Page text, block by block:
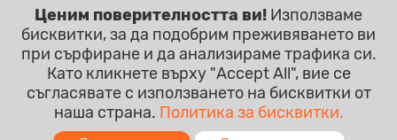
Всички цени са крайни с включен ДДС.
Без други скрити такси!
Ценим поверителността ви! Използваме
бисквитки, за да подобрим преживяването ви
при сърфиране и да анализираме трафика си.
Като кликнете върху "Accept All", вие се
съгласявате с използването на бисквитки от
наша страна. Политика за бисквитки.